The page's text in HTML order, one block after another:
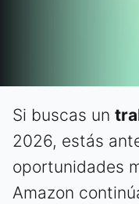
Si buscas un
2026, estás
oportunidades
Amazon